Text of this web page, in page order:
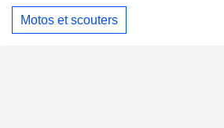
Motos et scouters